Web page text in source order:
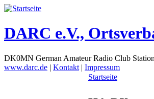
DARC e.V.,
DK0MN German Amateur Radio Club
www.darc.de | Kontakt | Impressum
Startseite